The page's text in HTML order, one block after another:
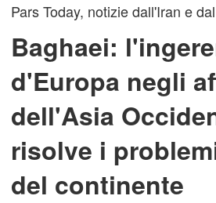
Pars Today, notizie dall'Iran e
Baghaei:
d'Europa negli
dell'Asia
risolve i
del continente